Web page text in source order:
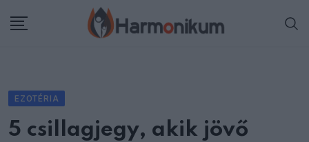
EZOTÉRIA
5 csillagjegy, akik jövő